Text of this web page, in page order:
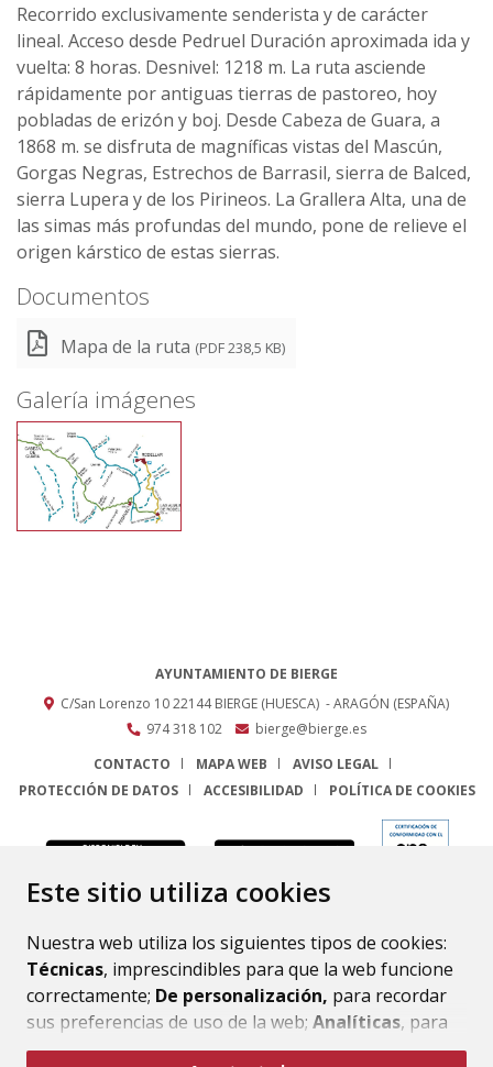
Este sitio utiliza cookies
Nuestra web utiliza los siguientes tipos de cookies:
Técnicas, imprescindibles para que la web funcione
correctamente; De personalización, para recordar
sus preferencias de uso de la web; Analíticas, para
mejorar el funcionamiento de la web y sus servicios.
Recorrido exclusivamente senderista y de carácter
lineal. Acceso desde Pedruel Duración aproximada ida y
vuelta: 8 horas. Desnivel: 1218 m. La ruta asciende
rápidamente por antiguas tierras de pastoreo, hoy
pobladas de erizón y boj. Desde Cabeza de Guara, a
1868 m. se disfruta de magníficas vistas del Mascún,
Gorgas Negras, Estrechos de Barrasil, sierra de Balced,
sierra Lupera y de los Pirineos. La Grallera Alta, una de
las simas más profundas del mundo, pone de relieve el
origen kárstico de estas sierras.
Documentos
Mapa de la ruta (PDF 238,5 KB)
Galería imágenes
AYUNTAMIENTO DE BIERGE
C/San Lorenzo 1022144 BIERGE (HUESCA) - ARAGÓN (ESPAÑA)
974 318 102
bierge@bierge.es
CONTACTO
MAPA WEB
AVISO LEGAL
PROTECCIÓN DE DATOS
ACCESIBILIDAD POLÍTICA DE COOKIES